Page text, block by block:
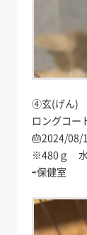
④玄(げん)
ロングコー
🎂2024/08/
※480ｇ 水
⇨保健室